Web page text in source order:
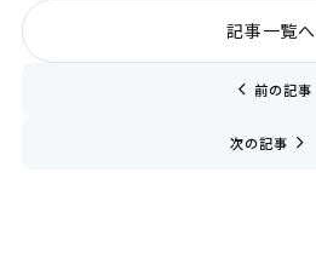
chevron_left 前の記事
記事一覧へ
次の記事 navigate_next